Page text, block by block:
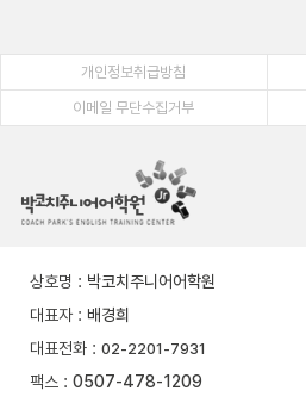
개인정보취급방침
이메일 무단수집거부
상호명 : 박코치주니어어학원
대표자 : 배경희
대표전화 : 02-2201-7931
팩스 : 0507-478-1209